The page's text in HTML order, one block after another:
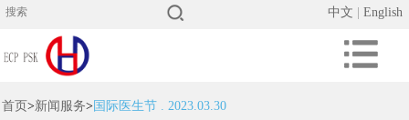
中文 English
首页>新闻服务> 国际医生节 . 2023.03.30